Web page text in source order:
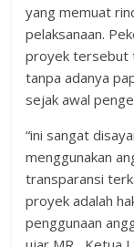
yang memuat
pelaksanaan.
proyek tersebut
tanpa adanya
sejak awal
“ini sangat
menggunakan
transparansi
proyek adalah
penggunaan